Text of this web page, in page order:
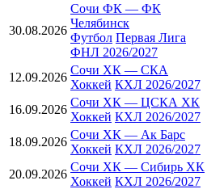
30.08.2026
Сочи ФК — ФК
Челябинск
Футбол Первая Лига
ФНЛ 2026/2027
12.09.2026
Сочи ХК — СКА
Хоккей КХЛ 2026/2027
16.09.2026
Сочи ХК — ЦСКА ХК
Хоккей КХЛ 2026/2027
18.09.2026
Сочи ХК — Ак Барс
Хоккей КХЛ 2026/2027
20.09.2026
Сочи ХК — Сибирь ХК
Хоккей КХЛ 2026/2027